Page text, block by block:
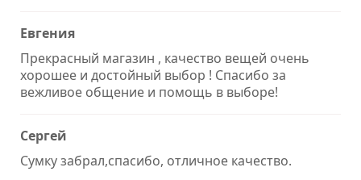
Евгения
Прекрасный магазин , качество вещей очень
хорошее и достойный выбор ! Спасибо за
вежливое общение и помощь в выборе!
Сергей
Сумку забрал,спасибо, отличное качество.